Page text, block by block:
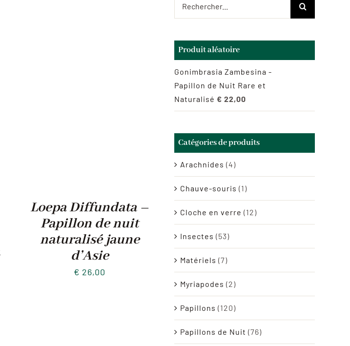
Loepa Diffundata –
Papillon de nuit
naturalisé jaune
d’Asie
€ 26,00
Produit aléatoire
Gonimbrasia Zambesina -
Papillon de Nuit Rare et
Naturalisé € 22,00
Catégories de produits
Arachnides (4)
Chauve-souris (1)
Cloche en verre (12)
Insectes (53)
Matériels (7)
Myriapodes (2)
Papillons (120)
Papillons de Nuit (76)